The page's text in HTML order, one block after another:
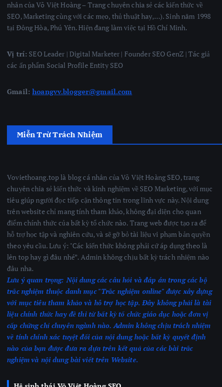
nhân của Võ Việt Hoàng – Trang chuyên chia sẻ các kiến thức về
SEO, Marketing cùng với các mẹo, thủ thuật hay,…). Sinh năm 1998
tại Đông Hòa, Phú Yên. Hiện đang làm việc tại Hồ Chí Minh.
Vị trí: SEO Leader | Digital Marketer | Founder SEO GenZ | Tác giả
các ấn phẩm Social Profile Entity SEO
Gmail:hoangvv.blogger@gmail.com
Miễn Trừ Trách Nhiệm
Voviethoang.top là blog cá nhân của Võ Việt Hoàng SEO, trang
chuyên chia sẻ kiến thức và kinh nghiệm về SEO Marketing, với mục
tiêu giúp người đọc tiếp cận thông tin trong lĩnh vực này. Nội dung
trên website chỉ mang tính tham khảo, không đại diện cho quan
điểm chính thức của bất kỳ tổ chức nào. Trang web được tạo ra để
hỗ trợ học tập và nghiên cứu, và sẽ gỡ bỏ tài liệu vi phạm bản quyền
theo yêu cầu. Lưu ý: "Các kiến thức không phải cứ áp dụng theo là
lên top hay gì đâu nhé”. Admin không chịu bất kỳ trách nhiệm nào
đâu nha.
Lưu ý quan trọng: Nội dung các câu hỏi và đáp án trong các bộ
trắc nghiệm thuộc danh mục "Trắc nghiệm online" được xây dựng
với mục tiêu tham khảo và hỗ trợ học tập. Đây không phải là tài
liệu chính thức hay đề thi từ bất kỳ tổ chức giáo dục hoặc đơn vị
cấp chứng chỉ chuyên ngành nào. Admin không chịu trách nhiệm
về tính chính xác tuyệt đối của nội dung hoặc bất kỳ quyết định
nào của bạn được đưa ra dựa trên kết quả của các bài trắc
nghiệmvà nội dung bài viết trên Website.